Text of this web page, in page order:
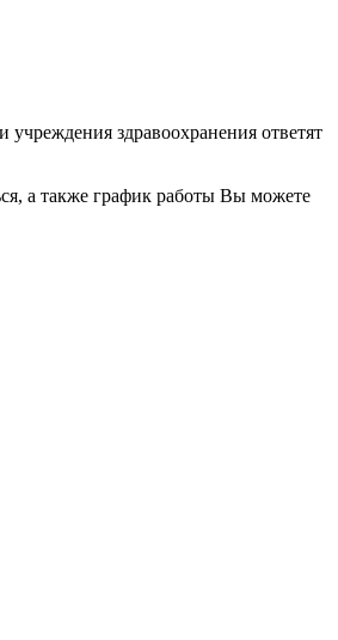
здравоохранения ответят
а также график работы Вы можете